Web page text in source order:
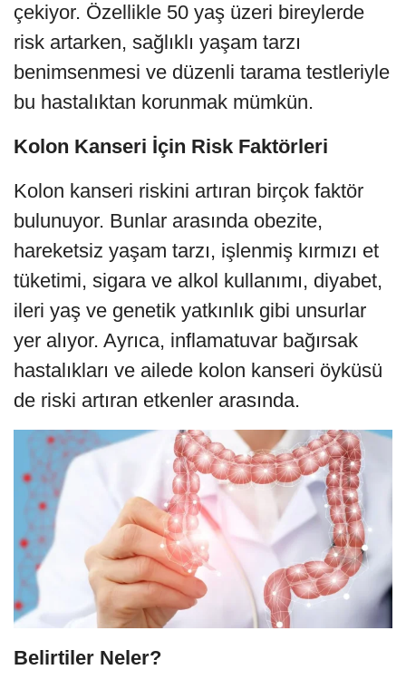
çekiyor. Özellikle 50 yaş üzeri bireylerde
risk artarken, sağlıklı yaşam tarzı
benimsenmesi ve düzenli tarama testleriyle
bu hastalıktan korunmak mümkün.
Kolon Kanseri İçin Risk Faktörleri
Kolon kanseri riskini artıran birçok faktör
bulunuyor. Bunlar arasında obezite,
hareketsiz yaşam tarzı, işlenmiş kırmızı et
tüketimi, sigara ve alkol kullanımı, diyabet,
ileri yaş ve genetik yatkınlık gibi unsurlar
yer alıyor. Ayrıca, inflamatuvar bağırsak
hastalıkları ve ailede kolon kanseri öyküsü
de riski artıran etkenler arasında.
Belirtiler Neler?